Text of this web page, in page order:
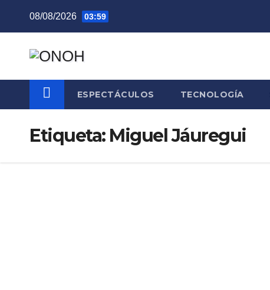
08/08/2026 03:59
ESPECTÁCULOS TECNOLOGÍA
Etiqueta: Miguel Jáuregui